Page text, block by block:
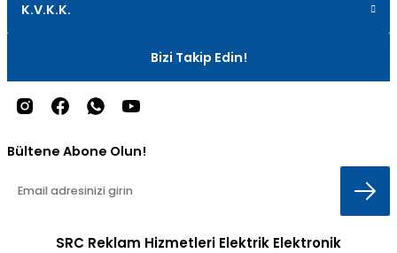
K.V.K.K.
Bizi Takip Edin!
Bültene Abone Olun!
SRC Reklam Hizmetleri Elektrik Elektronik